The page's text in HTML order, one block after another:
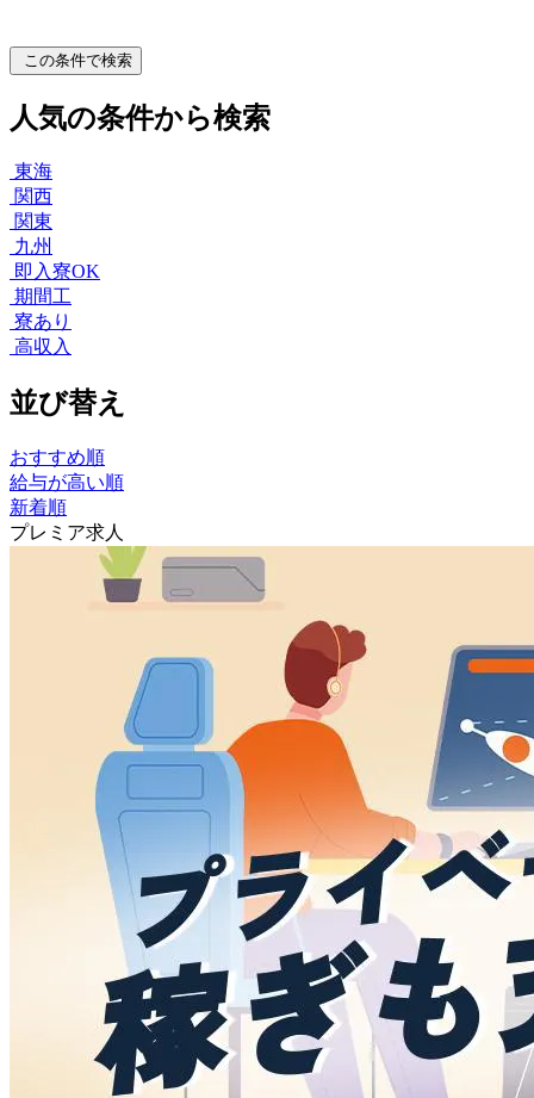
この条件で検索
人気の条件から検索
東海
関西
関東
九州
即入寮OK
期間工
寮あり
高収入
並び替え
おすすめ順
給与が高い順
新着順
プレミア求人